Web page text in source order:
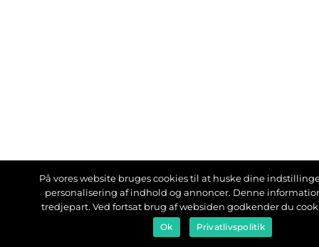
På vores website bruges cookies til at huske dine
personalisering af indhold og annoncer. Denne
tredjepart. Ved fortsat brug af websiden godkender du
Ok Privatlivspolitik